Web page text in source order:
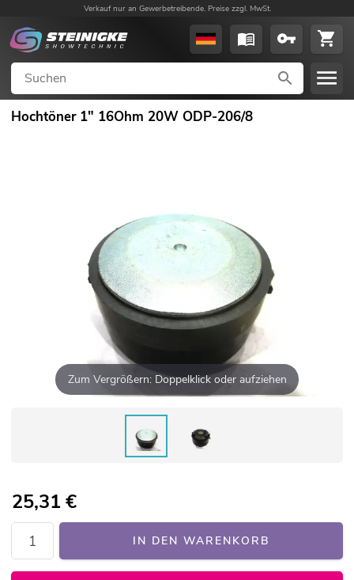
Verkauf nur an Gewerbetreibende. Preise zzgl. MwSt.
Hochtöner 1" 16Ohm 20W ODP-206/8
Zum Vergrößern: Doppelklick oder aufziehen
25,31 €
IN DEN WARENKORB